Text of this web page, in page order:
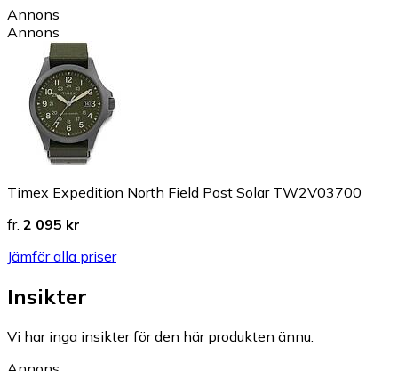
Annons
Annons
Timex Expedition North Field Post Solar TW2V03700
fr. 2 095 kr
Jämför alla priser
Insikter
Vi har inga insikter för den här produkten ännu.